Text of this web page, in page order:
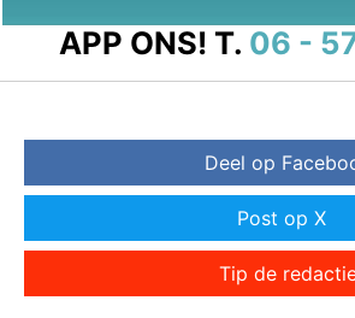
APP ONS! T. 06 -
Deel op
Post op X
Tip de